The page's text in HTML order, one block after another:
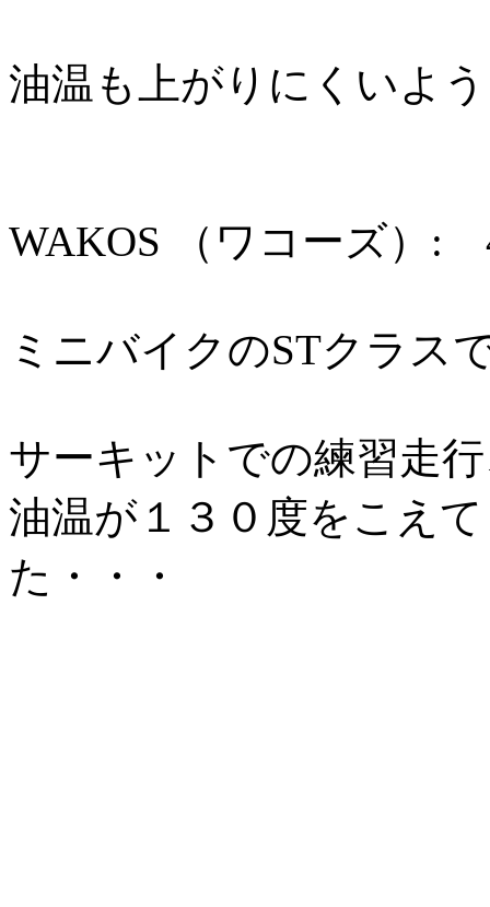
油温も上がりにくいよ
WAKOS （ワコーズ）
ミニバイクのSTクラス
サーキットでの練習走
油温が１３０度をこえ
た・・・